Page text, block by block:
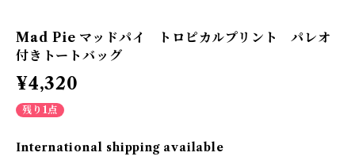
Mad Pie マッドパイ トロピカルプリント パレオ
付きトートバッグ
¥4,320
残り1点
International shipping available